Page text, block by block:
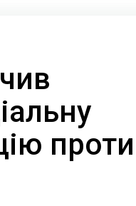
проти